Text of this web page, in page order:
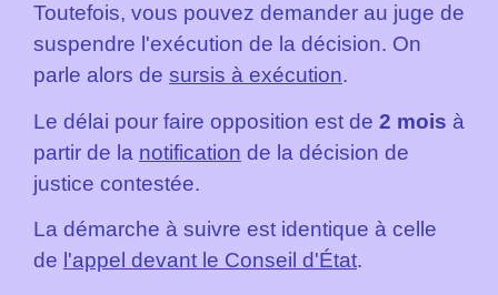
Toutefois, vous pouvez demander au juge de
suspendre l'exécution de la décision. On
parle alors de sursis à exécution.
Le délai pour faire opposition est de 2 mois à
partir de la notification de la décision de
justice contestée.
La démarche à suivre est identique à celle
de l'appel devant le Conseil d'État.